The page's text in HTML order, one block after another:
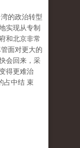
的政治转型
实现从专制
和北京非常
面对更大的
会回来，采
得更难治
占中结 束